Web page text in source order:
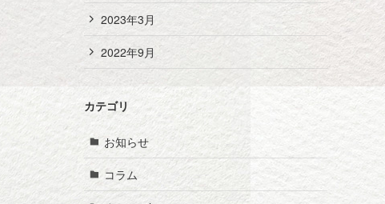
2023年3月
2022年9月
カテゴリ
お知らせ
コラム